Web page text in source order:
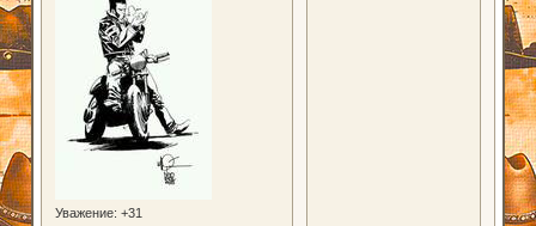
Уважение: +31